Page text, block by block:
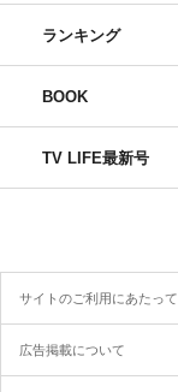
ランキング
BOOK
TV LIFE最新号
サイトのご利用にあたって
広告掲載について